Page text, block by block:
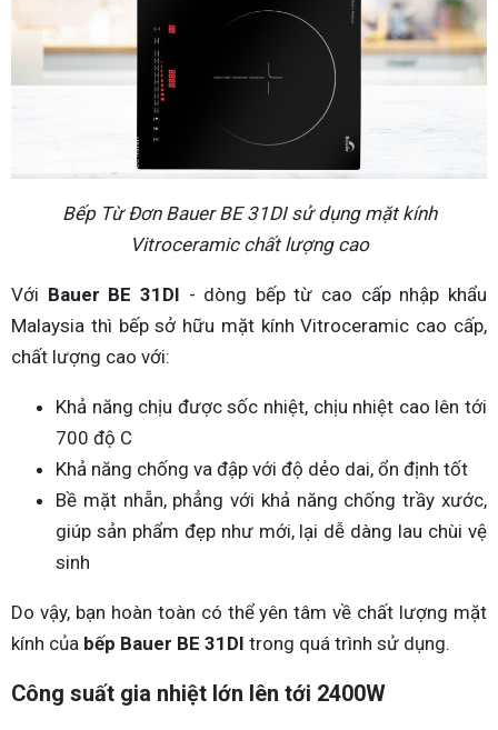
Bếp Từ Đơn Bauer BE 31DI sử dụng mặt kính
Vitroceramic chất lượng cao
Với Bauer BE 31DI - dòng bếp từ cao cấp nhập khẩu
Malaysia thì bếp sở hữu mặt kính Vitroceramic cao cấp,
chất lượng cao với:
Khả năng chịu được sốc nhiệt, chịu nhiệt cao lên tới
700 độ C
Khả năng chống va đập với độ dẻo dai, ổn định tốt
Bề mặt nhẵn, phẳng với khả năng chống trầy xước,
giúp sản phẩm đẹp như mới, lại dễ dàng lau chùi vệ
sinh
Do vậy, bạn hoàn toàn có thể yên tâm về chất lượng mặt
kính của bếp Bauer BE 31DI trong quá trình sử dụng.
Công suất gia nhiệt lớn lên tới 2400W